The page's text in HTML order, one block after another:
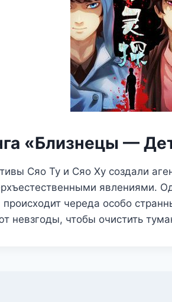
«Близнецы —
Сяо Ту и Сяо Ху создали
явлениями.
череда особо
невзгоды, чтобы очистить